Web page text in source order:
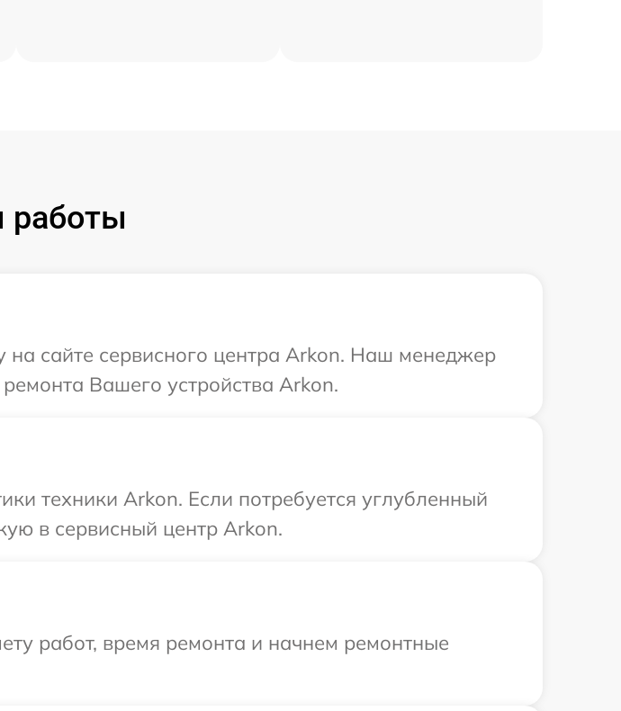
работы
на сайте сервисного центра Arkon. Наш менеджер
Вашего устройства Arkon.
техники Arkon. Если потребуется углубленный
в сервисный центр Arkon.
работ, время ремонта и начнем ремонтные